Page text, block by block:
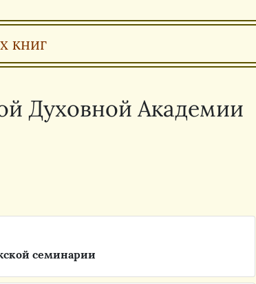
книг
Духовной Академии
семинарии